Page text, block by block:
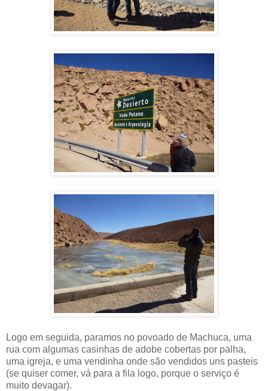
Logo em seguida, paramos no povoado de Machuca, uma
rua com algumas casinhas de adobe cobertas por palha,
uma igreja, e uma vendinha onde são vendidos uns pasteis
(se quiser comer, vá para a fila logo, porque o serviço é
muito devagar).